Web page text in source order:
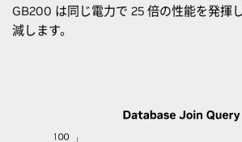
GB200 は同じ電力で 25 倍の性能を発揮
減します。